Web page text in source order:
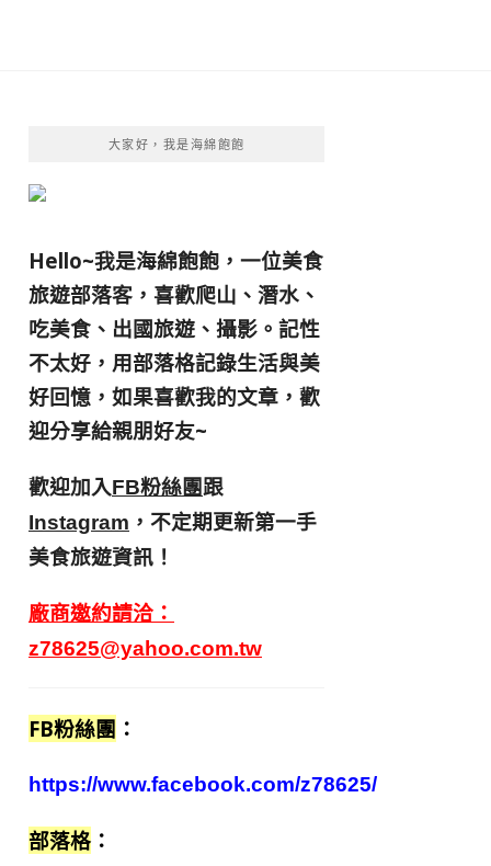
大家好，我是海綿飽飽
Hello~我是海綿飽飽，一位美食
旅遊部落客， 喜歡爬山、潛水、
吃美食、出國旅遊、攝影。 記性
不太好，用部落格記錄生活與美
好回憶， 如果喜歡我的文章，歡
迎分享給親朋好友~
歡迎加入FB粉絲團跟
Instagram ，不定期更新第一手
美食旅遊資訊！
廠商邀約請洽：
z78625@yahoo.com.tw
FB粉絲團 ：
https://www.facebook.com/z78625/
部落格 ：